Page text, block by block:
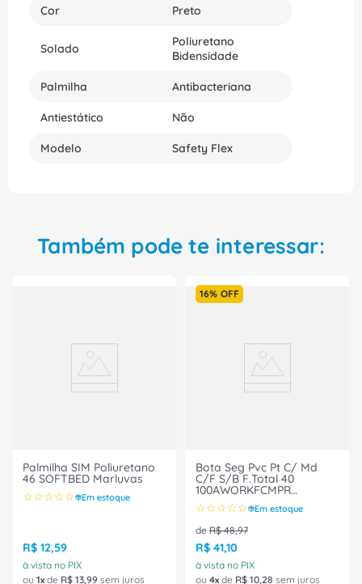
Cor Preto
Solado
Poliuretano
Bidensidade
Palmilha Antibacteriana
Antiestático Não
Modelo Safety Flex
Também pode te interessar:
Palmilha SIM Poliuretano
46 SOFTBED Marluvas
☆☆☆☆☆ Em estoque
R$ 12,59
à vista no PIX
ou 1 de R$ 13,99 sem juros
16% OFF
Bota Seg Pvc Pt C/ Md
C/F S/B F.Total 40
100AWORKFCMPR
Marluvas
☆☆☆☆☆ Em estoque
de R$ 48,97
R$ 41,10
à vista no PIX
ou 4 de R$ 10,28 sem juros